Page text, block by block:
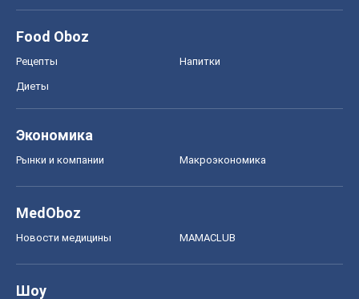
Food Oboz
Рецепты Напитки
Диеты
Экономика
Рынки и компании Mакроэкономика
MedOboz
Новости медицины MAMACLUB
Шоу